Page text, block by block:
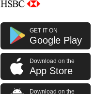
Chanel 香奈兒 手袋 Ap4936c Blk
Gp 單肩包/斜挎包
32,800.00
GET IT ON
Google Play
Download on the
App Store
Download on the